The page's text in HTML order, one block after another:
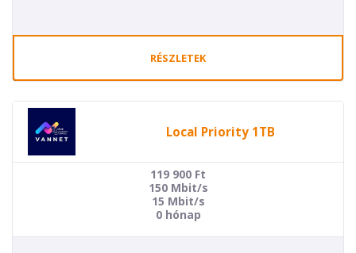
RÉSZLETEK
Local Priority 1TB
119 900 Ft
150 Mbit/s
15 Mbit/s
0 hónap